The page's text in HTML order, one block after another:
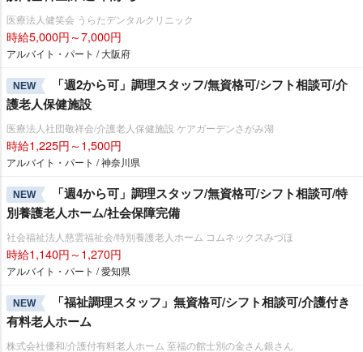
医療法人健笑会 うらたデンタルクリニック
時給5,000円～7,000円
アルバイト・パート / 大阪府
NEW
「週2から可」調理スタッフ/無資格可/シフト相談可/介
護老人保健施設
医療法人社団敬祥会/介護老人保健施設 ケアガーデンさがみ湖
時給1,225円～1,500円
アルバイト・パート / 神奈川県
NEW
「週4から可」調理スタッフ/無資格可/シフト相談可/特
別養護老人ホーム/社会保障完備
社会福祉法人慈雲福祉会/特別養護老人ホーム コムネックスみづほ
時給1,140円～1,270円
アルバイト・パート / 愛知県
NEW
「福祉調理スタッフ」無資格可/シフト相談可/介護付き
有料老人ホーム
株式会社優和/介護付有料老人ホーム 至福の館士別の金さん銀さん